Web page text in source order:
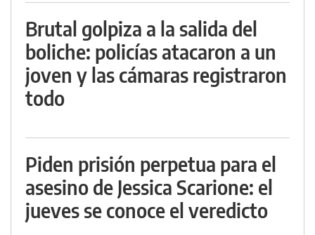
Brutal golpiza a la salida del
boliche: policías atacaron a un
joven y las cámaras registraron
todo
Piden prisión perpetua para el
asesino de Jessica Scarione: el
jueves se conoce el veredicto